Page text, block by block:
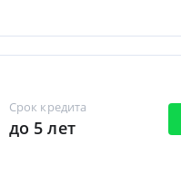
Срок кредита
до 5 лет